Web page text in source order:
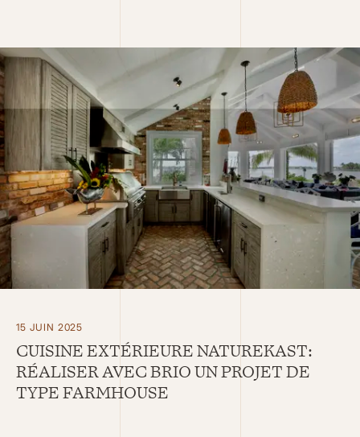
15 JUIN 2025
CUISINE EXTÉRIEURE NATUREKAST:
RÉALISER AVEC BRIO UN PROJET DE
TYPE FARMHOUSE